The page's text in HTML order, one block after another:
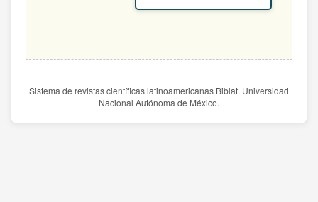
Sistema de revistas científicas latinoamericanas Biblat. Universidad
Nacional Autónoma de México.